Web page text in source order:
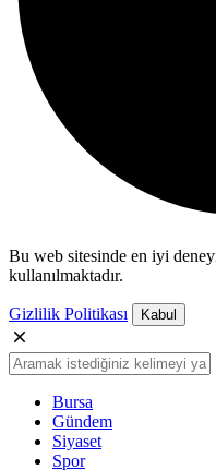
Bu web sitesinde en iyi
kullanılmaktadır.
Gizlilik Politikası Kabul
Bursa
Gündem
Siyaset
Spor